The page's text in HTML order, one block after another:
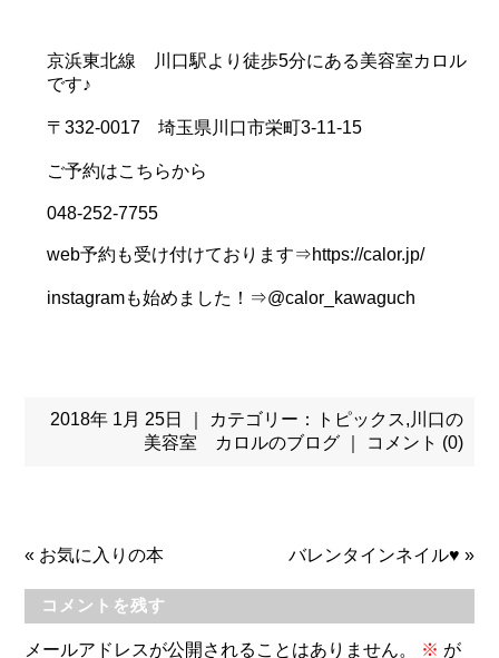
京浜東北線 川口駅より徒歩5分にある美容室カロル
です♪
〒332-0017 埼玉県川口市栄町3-11-15
ご予約はこちらから
048-252-7755
web予約も受け付けております⇒https://calor.jp/
instagramも始めました！⇒@calor_kawaguch
2018年 1月 25日 ｜ カテゴリー： トピックス, 川口の
美容室 カロルのブログ｜ コメント (0)
« お気に入りの本 バレンタインネイル♥ »
コメントを残す
メールアドレスが公開されることはありません。 ※ が